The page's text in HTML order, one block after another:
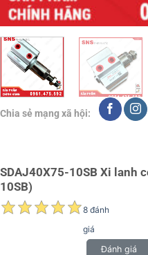
Chia sẻ mạng xã hội:
SDAJ40X75-10SB Xi lanh
10SB)
8 đánh
giá
Đánh giá